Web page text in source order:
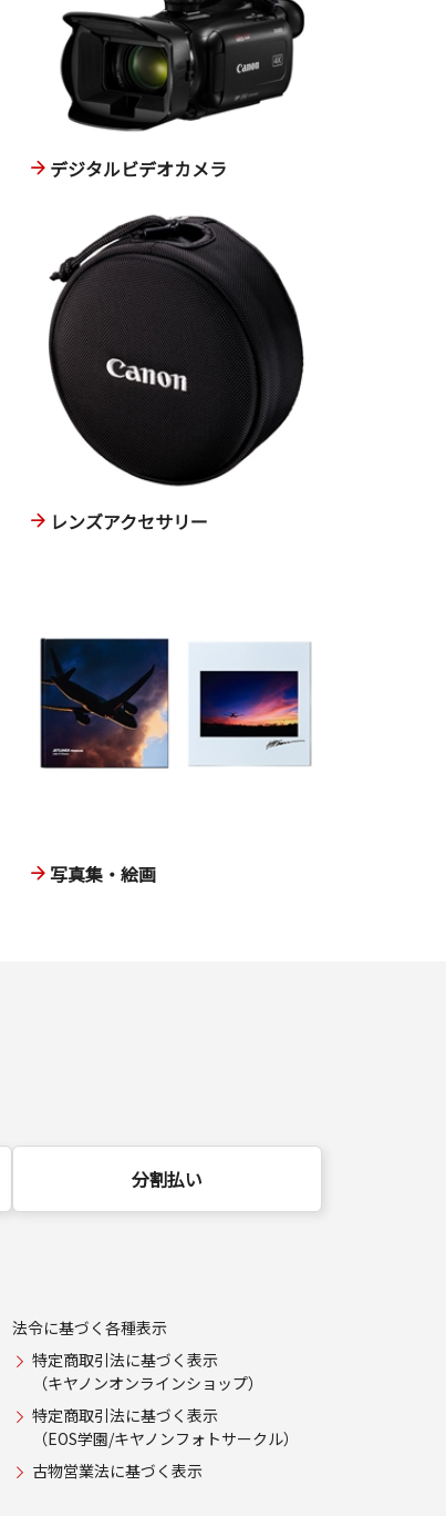
デジタルビデオカメラ
レンズアクセサリー
写真集・絵画
分割払い
法令に基づく各種表示
特定商取引法に基づく表示
（キヤノンオンラインショップ）
特定商取引法に基づく表示
（EOS学園/キヤノンフォトサークル）
古物営業法に基づく表示